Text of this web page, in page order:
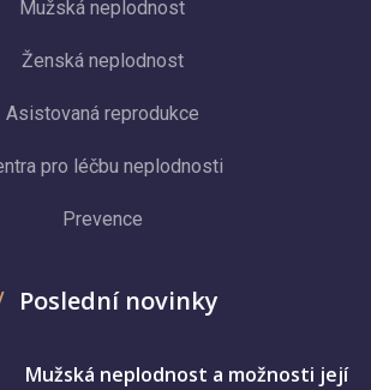
Mužská neplodnost
Ženská neplodnost
Asistovaná reprodukce
pro léčbu neplodnosti
Prevence
Poslední novinky
Mužská neplodnost a možnosti její